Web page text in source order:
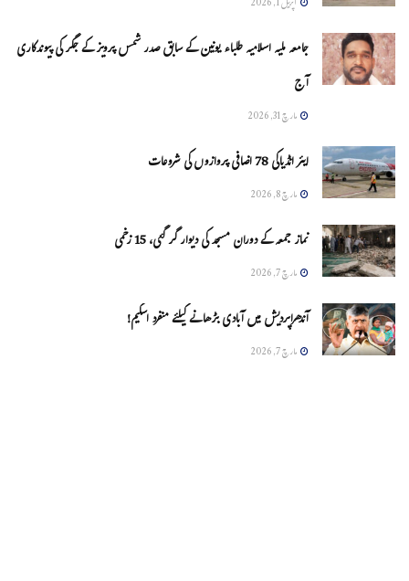
جامعہ ملیہ اسلامیہ طلباء یونین کے سابق صدر شمس پرویز کے جگر کی پیوندکاری
آج
مارچ 31, 2026
ایئر انڈیاکی 78 اضافی پروازوں کی شروعات
مارچ 8, 2026
نماز جمعہ کے دوران مسجد کی دیوار گر گئی، 15 زخمی
مارچ 7, 2026
آندھراپردیش میں آبادی بڑھانے کیلئے منفرد اسکیم!
مارچ 7, 2026